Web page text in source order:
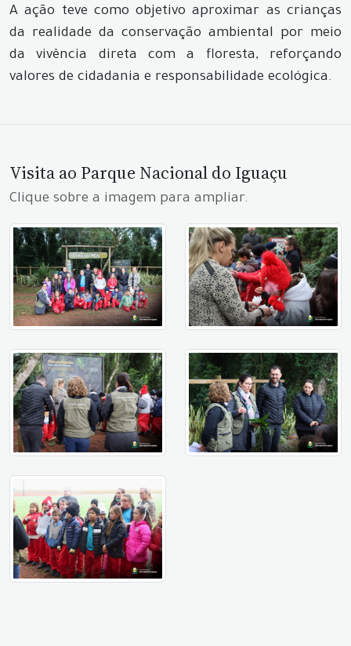
A ação teve como objetivo aproximar as crianças
da realidade da conservação ambiental por meio
da vivência direta com a floresta, reforçando
valores de cidadania e responsabilidade ecológica.
Visita ao Parque Nacional do Iguaçu
Clique sobre a imagem para ampliar.